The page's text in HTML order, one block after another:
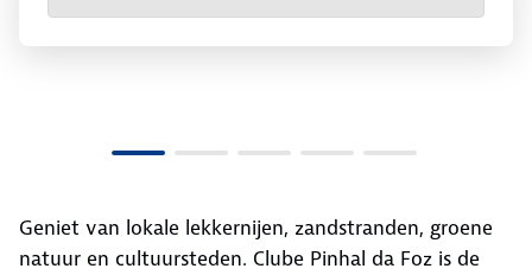
Geniet van lokale lekkernijen, zandstranden, groene
natuur en cultuursteden. Clube Pinhal da Foz is de